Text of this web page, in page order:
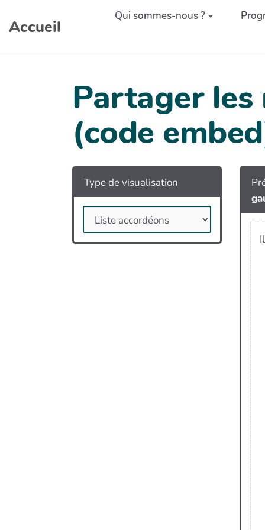
Aller au contenu principal
Accueil
Qui sommes-nous ?
Partager
(code
Type de visualisation